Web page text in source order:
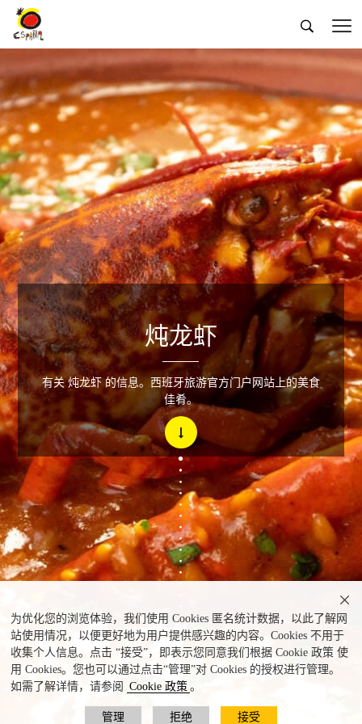
 
为优化您的浏览体验，我们使用 Cookies 匿名统计数据，以此了解网
站使用情况，以便更好地为用户提供感兴趣的内容。Cookies 不用于
收集个人信息。点击 “接受”，即表示您同意我们根据 Cookie 政策 使
用 Cookies。您也可以通过点击“管理”对 Cookies 的授权进行管理。
如需了解详情，请参阅
Cookie 政策 。
管理 拒绝 接受

炖龙虾
炖龙虾
有关 炖龙虾 的信息。西班牙旅游官方门户网站上的美食
佳肴。